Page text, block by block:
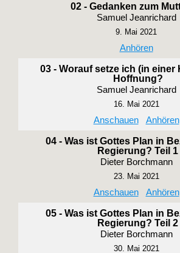
02 - Gedanken zum
Samuel Jeanrichard
9. Mai 2021
Anhören
03 - Worauf setze ich (in einer
Hoffnung?
Samuel Jeanrichard
16. Mai 2021
Anschauen Anhören
04 - Was ist Gottes Plan in
Regierung? Teil 1
Dieter Borchmann
23. Mai 2021
Anschauen Anhören
05 - Was ist Gottes Plan in
Regierung? Teil 2
Dieter Borchmann
30. Mai 2021